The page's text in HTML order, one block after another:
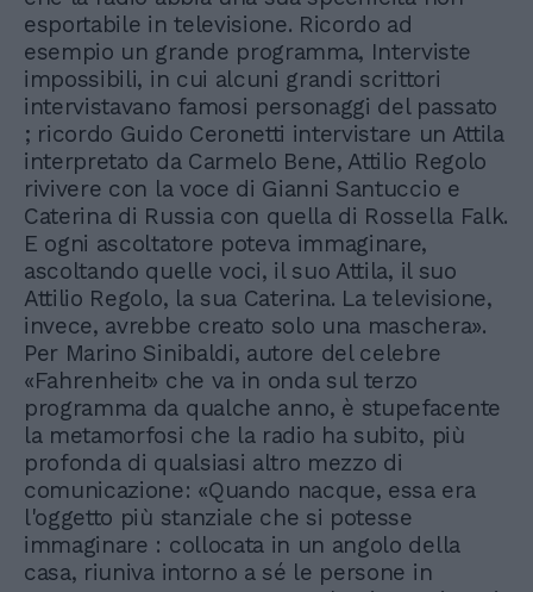
esportabile in televisione. Ricordo ad
esempio un grande programma, Interviste
impossibili, in cui alcuni grandi scrittori
intervistavano famosi personaggi del passato
; ricordo Guido Ceronetti intervistare un Attila
interpretato da Carmelo Bene, Attilio Regolo
rivivere con la voce di Gianni Santuccio e
Caterina di Russia con quella di Rossella Falk.
E ogni ascoltatore poteva immaginare,
ascoltando quelle voci, il suo Attila, il suo
Attilio Regolo, la sua Caterina. La televisione,
invece, avrebbe creato solo una maschera».
Per Marino Sinibaldi, autore del celebre
«Fahrenheit» che va in onda sul terzo
programma da qualche anno, è stupefacente
la metamorfosi che la radio ha subito, più
profonda di qualsiasi altro mezzo di
comunicazione: «Quando nacque, essa era
l'oggetto più stanziale che si potesse
immaginare : collocata in un angolo della
casa, riuniva intorno a sé le persone in